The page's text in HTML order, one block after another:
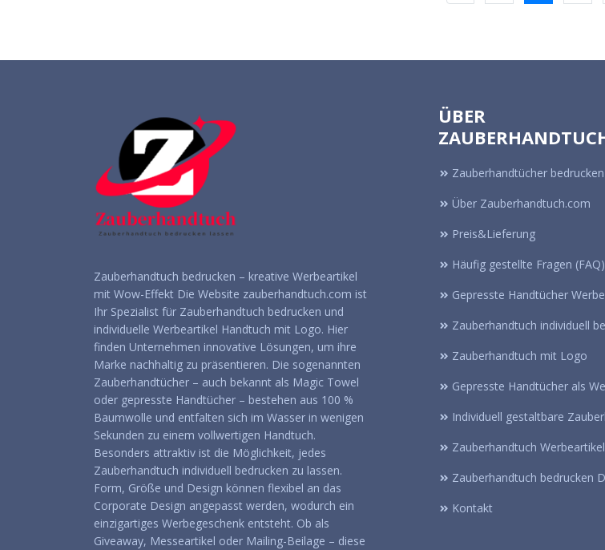
Zauberhandtuch bedrucken – kreative Werbeartikel
mit Wow-Effekt Die Website zauberhandtuch.com ist
Ihr Spezialist für Zauberhandtuch bedrucken und
individuelle Werbeartikel Handtuch mit Logo. Hier
finden Unternehmen innovative Lösungen, um ihre
Marke nachhaltig zu präsentieren. Die sogenannten
Zauberhandtücher – auch bekannt als Magic Towel
oder gepresste Handtücher – bestehen aus 100 %
Baumwolle und entfalten sich im Wasser in wenigen
Sekunden zu einem vollwertigen Handtuch.
Besonders attraktiv ist die Möglichkeit, jedes
Zauberhandtuch individuell bedrucken zu lassen.
Form, Größe und Design können flexibel an das
Corporate Design angepasst werden, wodurch ein
einzigartiges Werbegeschenk entsteht. Ob als
Giveaway, Messeartikel oder Mailing-Beilage – diese
ÜBER
Zauberhandtücher bedrucken
Über Zauberhandtuch.com
Preis&Lieferung
Häufig gestellte Fragen (FAQ)
Gepresste Handtücher
Zauberhandtuch individuell
Zauberhandtuch mit Logo
Gepresste Handtücher als
Individuell gestaltbare
Zauberhandtuch Werbeartikel
Zauberhandtuch bedrucken
Kontakt